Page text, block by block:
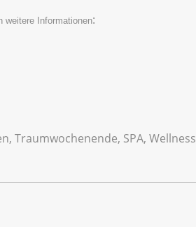
weitere Informationen:
Traumwochenende, SPA, Wellness